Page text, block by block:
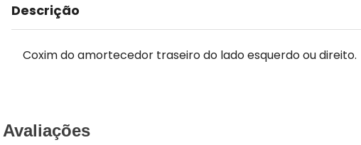
Descrição
Coxim do amortecedor traseiro do lado esquerdo ou direito.
Avaliações